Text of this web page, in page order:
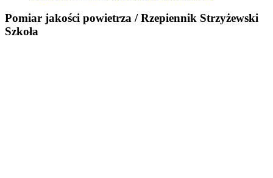
Pomiar jakości powietrza / Rzepiennik Strzyżewski
Szkoła